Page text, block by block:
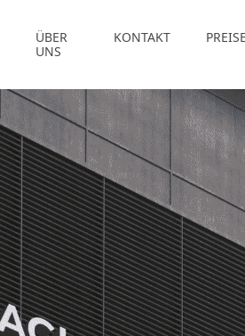
ÜBER
UNS
KONTAKT PREISE